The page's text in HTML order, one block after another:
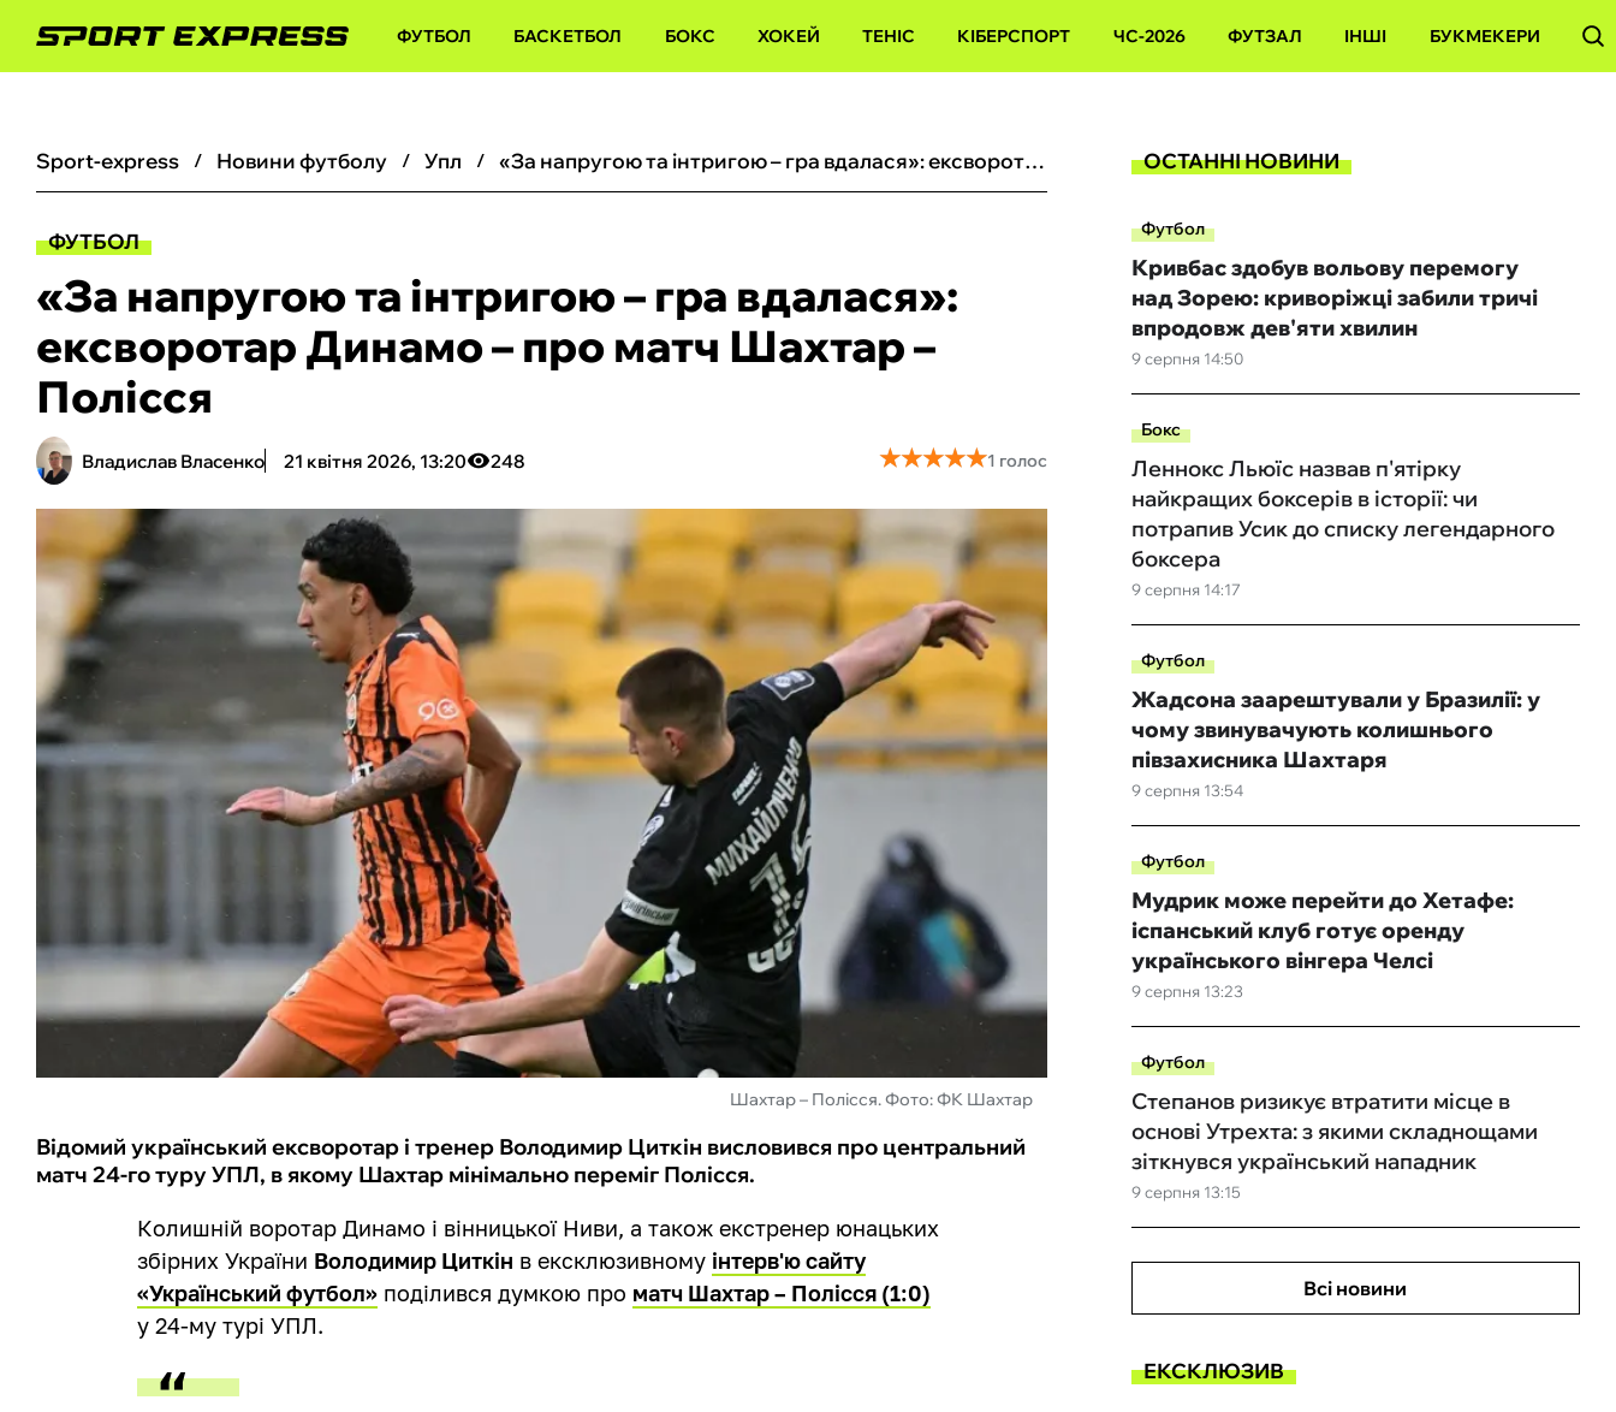
ФУТБОЛ БАСКЕТБОЛ БОКС ХОКЕЙ ТЕНІС КІБЕРСПОРТ ЧС-2026 ФУТЗАЛ ІНШІ БУКМЕКЕРИ
sport-express новини футболу упл «‎За напругою та інтригою – гра вдалася»: ексворотар Динамо – про матч Шахтар – Полісся
ФУТБОЛ
«‎За напругою та інтригою – гра вдалася»:
ексворотар Динамо – про матч Шахтар –
Полісся
Владислав Власенко 21 квітня 2026, 13:20 248 ★★★★★
★★★★★1 голос
Шахтар – Полісся. Фото: ФК Шахтар
Відомий український ексворотар і тренер Володимир Циткін висловився про центральний
матч 24-го туру УПЛ, в якому Шахтар мінімально переміг Полісся.
Колишній воротар Динамо і вінницької Ниви, а також екстренер юнацьких
збірних України Володимир Циткін в ексклюзивному інтерв'ю сайту
«Український футбол» поділився думкою про матч Шахтар – Полісся (1:0)
у 24-му турі УПЛ.
ОСТАННІ НОВИНИ
Футбол
9 серпня 14:50
Кривбас здобув вольову перемогу
над Зорею: криворіжці забили тричі
впродовж дев'яти хвилин
Бокс
9 серпня 14:17
Леннокс Льюїс назвав п'ятірку
найкращих боксерів в історії: чи
потрапив Усик до списку легендарного
боксера
Футбол
9 серпня 13:54
Жадсона заарештували у Бразилії: у
чому звинувачують колишнього
півзахисника Шахтаря
Футбол
9 серпня 13:23
Мудрик може перейти до Хетафе:
іспанський клуб готує оренду
українського вінгера Челсі
Футбол
9 серпня 13:15
Степанов ризикує втратити місце в
основі Утрехта: з якими складнощами
зіткнувся український нападник
Всі новини
ЕКСКЛЮЗИВ